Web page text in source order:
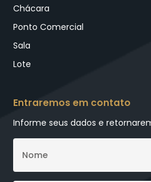
Chácara
Ponto Comercial
Sala
Lote
Entraremos em contato
Informe seus dados e